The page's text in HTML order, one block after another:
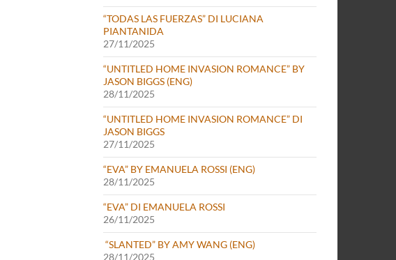
“TODAS LAS FUERZAS” DI LUCIANA
PIANTANIDA
27/11/2025
“UNTITLED HOME INVASION ROMANCE” BY
JASON BIGGS (ENG)
28/11/2025
“UNTITLED HOME INVASION ROMANCE” DI
JASON BIGGS
27/11/2025
“EVA” BY EMANUELA ROSSI (ENG)
28/11/2025
“EVA” DI EMANUELA ROSSI
26/11/2025
“SLANTED” BY AMY WANG (ENG)
28/11/2025